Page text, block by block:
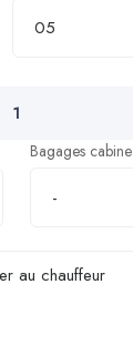
Bagages cabine